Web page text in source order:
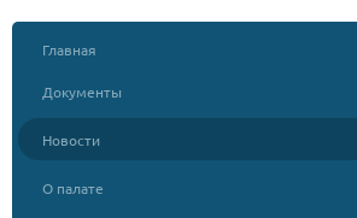
Главная
Документы
Новости
О палате